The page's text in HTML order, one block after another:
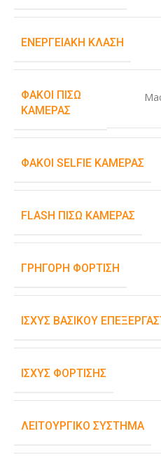
ΕΝΕΡΓΕΙΑΚΉ ΚΛΆΣΗ
ΦΑΚΟΊ ΠΊΣΩ
ΚΆΜΕΡΑΣ
ΦΑΚΟΊ SELFIE ΚΆΜΕΡΑΣ
FLASH ΠΊΣΩ ΚΆΜΕΡΑΣ
ΓΡΉΓΟΡΗ ΦΌΡΤΙΣΗ
ΙΣΧΎΣ ΒΑΣΙΚΟΎ
ΙΣΧΎΣ ΦΌΡΤΙΣΗΣ
ΛΕΙΤΟΥΡΓΙΚΌ ΣΎΣΤΗΜΑ